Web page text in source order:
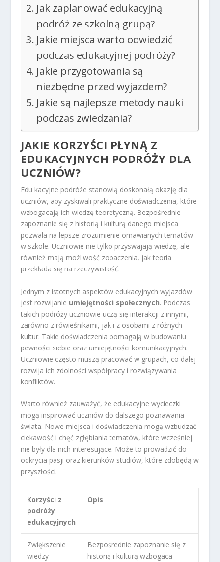
Jak zaplanować edukacyjną
podróż ze szkolną grupą?
Jakie miejsca warto odwiedzić
podczas edukacyjnej podróży?
Jakie przygotowania są
niezbędne przed wyjazdem?
Jakie są najlepsze metody nauki
podczas zwiedzania?
JAKIE KORZYŚCI PŁYNĄ Z
EDUKACYJNYCH PODRÓŻY DLA
UCZNIÓW?
Edu kacyjne podróże stanowią doskonałą okazję dla
uczniów, aby zyskiwali praktyczne doświadczenia, które
wzbogacają ich wiedzę teoretyczną. Bezpośrednie
zapoznanie się z historią i kulturą danego miejsca
pozwala na lepsze zrozumienie omawianych tematów
w szkole. Uczniowie nie tylko przyswajają wiedzę, ale
również mają możliwość zobaczenia, jak teoria
przekłada się na rzeczywistość.
Jednym z istotnych aspektów edukacyjnych wyjazdów
jest rozwijanie umiejętności społecznych. Podczas
takich podróży uczniowie uczą się interakcji z innymi,
zarówno z rówieśnikami, jak i z osobami z różnych
kultur. Takie doświadczenia pomagają w budowaniu
pewności siebie oraz umiejętności komunikacyjnych.
Uczniowie często muszą pracować w grupach, co dalej
rozwija ich zdolności współpracy i rozwiązywania
konfliktów.
Warto również zauważyć, że edukacyjne wycieczki
mogą inspirować uczniów do dalszego poznawania
świata. Nowe miejsca i doświadczenia mogą wzbudzać
ciekawość i chęć zgłębiania tematów, które wcześniej
nie były dla nich interesujące. Może to prowadzić do
odkrycia pasji oraz kierunków studiów, które zdobędą w
przyszłości.
Korzyści z
podróży
edukacyjnych
Opis
Zwiększenie
wiedzy
Bezpośrednie zapoznanie się z
historią i kulturą wzbogaca